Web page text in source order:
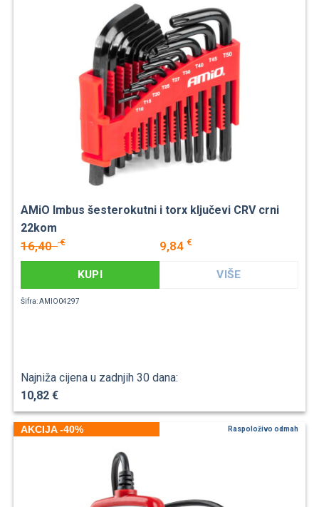
AMiO Imbus šesterokutni i torx ključevi CRV crni
22kom
16,40€ 9,84 €
KUPI VIŠE
Šifra: AMIO04297
Najniža cijena u zadnjih 30 dana:
10,82 €
AKCIJA -40% Raspoloživo odmah